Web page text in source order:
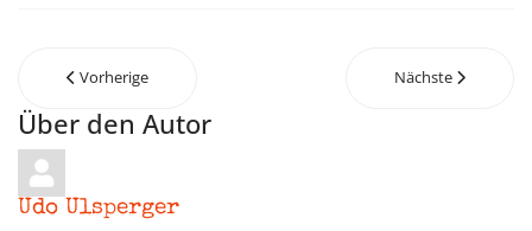
Vorherige Nächste
Über den Autor
Udo Ulsperger